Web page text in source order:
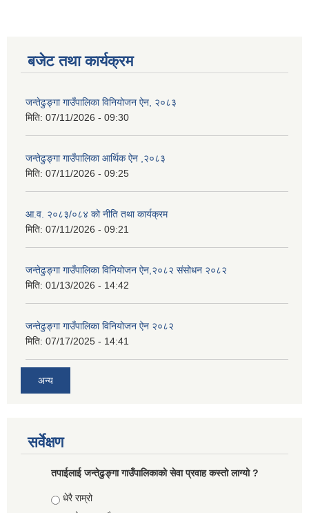
बजेट तथा कार्यक्रम
जन्तेढुङ्गा गाउँपालिका विनियोजन ऐन, २०८३
मिति: 07/11/2026 - 09:30
जन्तेढुङ्गा गाउँपालिका आर्थिक ऐन ,२०८३
मिति: 07/11/2026 - 09:25
आ.व. २०८३/०८४ को नीति तथा कार्यक्रम
मिति: 07/11/2026 - 09:21
जन्तेढुङ्गा गाउँपालिका विनियोजन ऐन,२०८२ संसोधन २०८२
मिति: 01/13/2026 - 14:42
जन्तेढुङ्गा गाउँपालिका विनियोजन ऐन २०८२
मिति: 07/17/2025 - 14:41
अन्य
सर्वेक्षण
तपाईलाई जन्तेढुङ्गा गाउँपालिकाको सेवा प्रवाह कस्तो लाग्यो ?
Choices
धेरै राम्रो